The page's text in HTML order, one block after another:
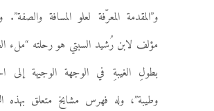
و”المقدمة المعرّفة لعلو المسافة
مؤلف لابن رُشيد السبتي هو رحلته “ملء
بطولِ الغيبةِ في الوجهة الوجيهة إلى
وطيبة”، وله فهرس مشايخ متعلق بهذه